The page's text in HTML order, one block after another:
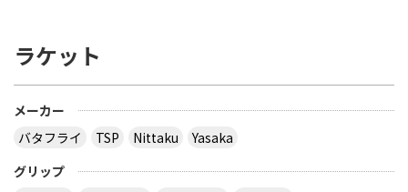
ラケット
メーカー
バタフライ
TSP Nittaku
Yasaka
グリップ